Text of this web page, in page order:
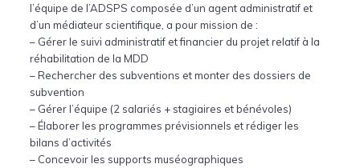
l’équipe de l’ADSPS composée d’un agent administratif et
d’un médiateur scientifique, a pour mission de :
– Gérer le suivi administratif et financier du projet relatif à la
réhabilitation de la MDD
– Rechercher des subventions et monter des dossiers de
subvention
– Gérer l’équipe (2 salariés + stagiaires et bénévoles)
– Élaborer les programmes prévisionnels et rédiger les
bilans d’activités
– Concevoir les supports muséographiques